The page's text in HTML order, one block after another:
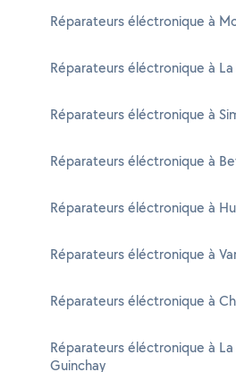
Réparateurs éléctronique à
Réparateurs éléctronique à
Réparateurs éléctronique à
Réparateurs éléctronique à
Réparateurs éléctronique à
Réparateurs éléctronique à
Réparateurs éléctronique à
Réparateurs éléctronique à
Guinchay